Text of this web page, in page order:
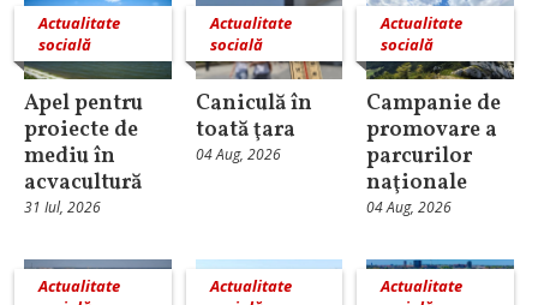
Actualitate
socială
Apel pentru
proiecte de
mediu în
acvacultură
31 Iul, 2026
Actualitate
socială
Caniculă în
toată ţara
04 Aug, 2026
Actualitate
socială
Campanie de
promovare a
parcurilor
naţionale
04 Aug, 2026
Actualitate
Actualitate
Actualitate